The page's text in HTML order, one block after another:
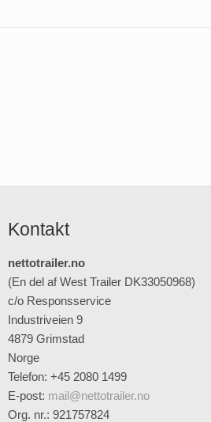
Kontakt
nettotrailer.no
(En del af West Trailer DK33050968)
c/o Responsservice
Industriveien 9
4879 Grimstad
Norge
Telefon: +45 2080 1499
E-post: mail@nettotrailer.no
Org. nr.: 921757824